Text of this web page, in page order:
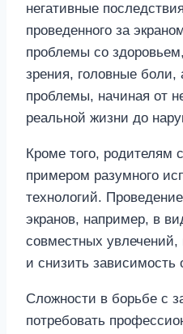
негативные
проведенного за
проблемы со
зрения, головные боли,
проблемы, начиная от
реальной жизни до
Кроме того, родителям
примером разумного
технологий.
экранов, например, в
совместных увлечений,
и снизить зависимость
Сложности в борьбе с
потребовать